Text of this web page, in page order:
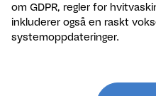
om GDPR, regler for
inkluderer også en raskt
systemoppdateringer.